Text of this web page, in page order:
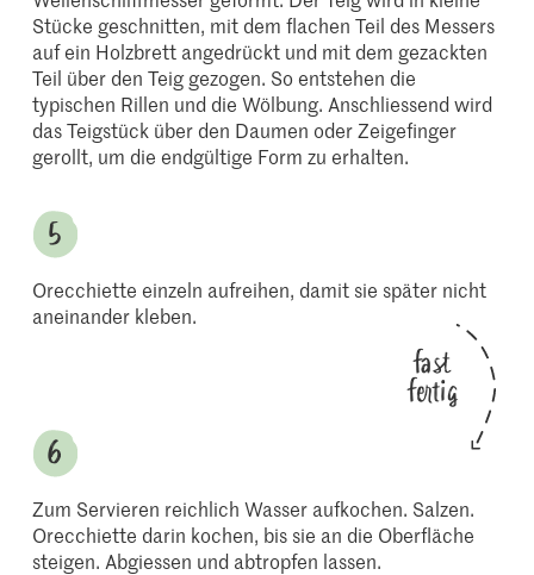
Stücke geschnitten, mit dem flachen Teil des Messers
auf ein Holzbrett angedrückt und mit dem gezackten
Teil über den Teig gezogen. So entstehen die
typischen Rillen und die Wölbung. Anschliessend wird
das Teigstück über den Daumen oder Zeigefinger
gerollt, um die endgültige Form zu erhalten.
Orecchiette einzeln aufreihen, damit sie später nicht
aneinander kleben.
fast
fertig
Zum Servieren reichlich Wasser aufkochen. Salzen.
Orecchiette darin kochen, bis sie an die Oberfläche
steigen. Abgiessen und abtropfen lassen.